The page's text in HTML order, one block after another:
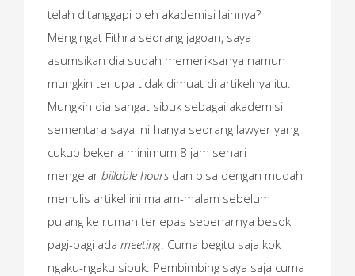
telah ditanggapi oleh akademisi lainnya?
Mengingat Fithra seorang jagoan, saya
asumsikan dia sudah memeriksanya namun
mungkin terlupa tidak dimuat di artikelnya itu.
Mungkin dia sangat sibuk sebagai akademisi
sementara saya ini hanya seorang lawyer yang
cukup bekerja minimum 8 jam sehari
mengejar billable hours dan bisa dengan mudah
menulis artikel ini malam-malam sebelum
pulang ke rumah terlepas sebenarnya besok
pagi-pagi ada meeting . Cuma begitu saja kok
ngaku-ngaku sibuk. Pembimbing saya saja cuma